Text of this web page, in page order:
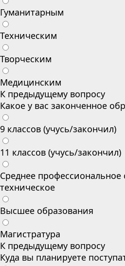
Гуманитарным
Техническим
Творческим
Медицинским
К предыдущему вопросу
Какое у вас законченное
9 классов (учусь/закончил)
11 классов (учусь/закончил)
Среднее профессиональное
техническое
Высшее образования
Магистратура
К предыдущему вопросу
Куда вы планируете